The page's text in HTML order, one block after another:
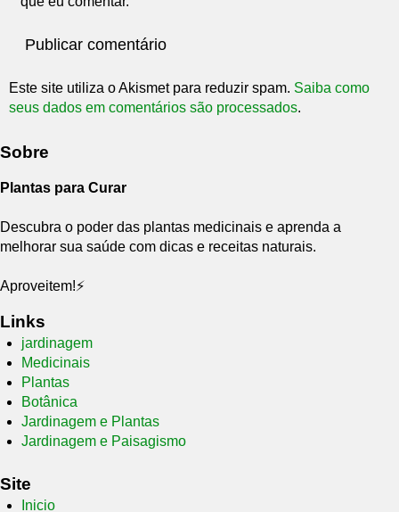
Este site utiliza o Akismet para reduzir spam. Saiba como
seus dados em comentários são processados.
Sobre
Plantas para Curar
Descubra o poder das plantas medicinais e aprenda a
melhorar sua saúde com dicas e receitas naturais.
Aproveitem!⚡
Links
jardinagem
Medicinais
Plantas
Botânica
Jardinagem e Plantas
Jardinagem e Paisagismo
Site
Inicio